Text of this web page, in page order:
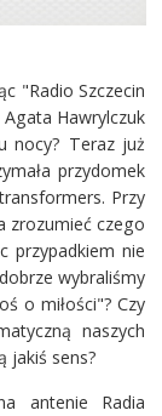
"Radio Szczecin
Hawrylczuk
nocy? Teraz już
przydomek
Przy
zrozumieć czego
przypadkiem nie
wybraliśmy
o miłości"? Czy
naszych
jakiś sens?
antenie Radia